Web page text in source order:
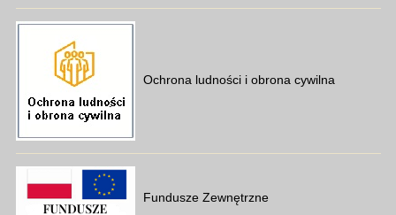
Ochrona ludności i obrona cywilna
Fundusze Zewnętrzne